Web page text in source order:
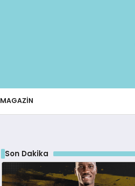
MAGAZIN
Son Dakika